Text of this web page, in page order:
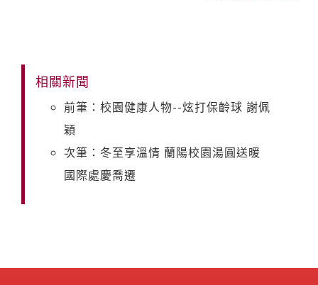
相關新聞
前筆：校園健康人物--炫打保齡球 謝佩
穎
次筆：冬至享溫情 蘭陽校園湯圓送暖
國際處慶喬遷